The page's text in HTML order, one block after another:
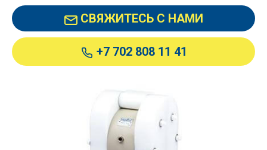
СВЯЖИТЕСЬ С НАМИ
+7 702 808 11 41